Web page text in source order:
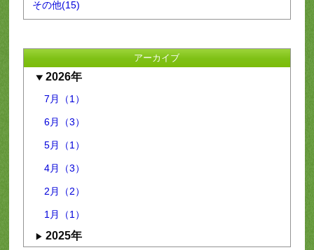
その他(15)
アーカイブ
2026年
7月（1）
6月（3）
5月（1）
4月（3）
2月（2）
1月（1）
2025年